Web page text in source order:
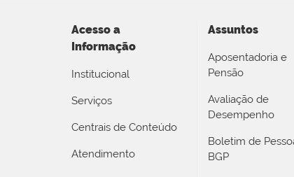
Acesso a
Informação
Institucional
Serviços
Centrais de Conteúdo
Atendimento
Assuntos
Aposentadoria e
Pensão
Avaliação de
Desempenho
Boletim de
BGP